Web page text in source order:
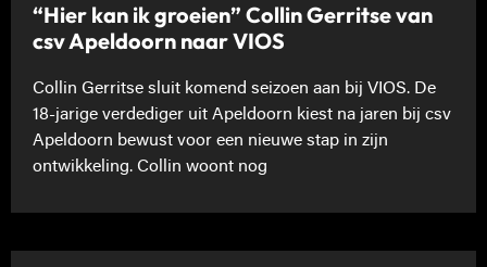
“Hier kan ik groeien” Collin Gerritse van
csv Apeldoorn naar VIOS
Collin Gerritse sluit komend seizoen aan bij VIOS. De
18-jarige verdediger uit Apeldoorn kiest na jaren bij csv
Apeldoorn bewust voor een nieuwe stap in zijn
ontwikkeling. Collin woont nog